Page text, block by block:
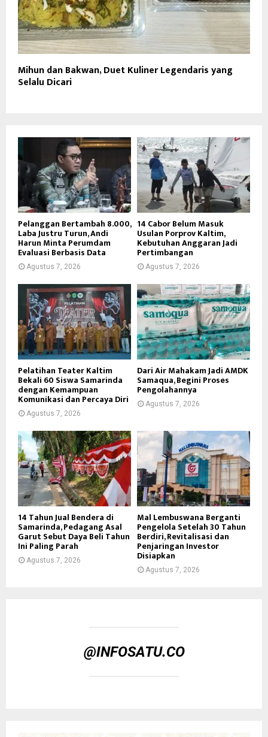
Mihun dan Bakwan, Duet Kuliner Legendaris yang
Selalu Dicari
Pelanggan Bertambah 8.000,
Laba Justru Turun, Andi
Harun Minta Perumdam
Evaluasi Berbasis Data
Agustus 7, 2026
14 Cabor Belum Masuk
Usulan Porprov Kaltim,
Kebutuhan Anggaran Jadi
Pertimbangan
Agustus 7, 2026
Pelatihan Teater Kaltim
Bekali 60 Siswa Samarinda
dengan Kemampuan
Komunikasi dan Percaya Diri
Agustus 7, 2026
Dari Air Mahakam Jadi AMDK
Samaqua, Begini Proses
Pengolahannya
Agustus 7, 2026
14 Tahun Jual Bendera di
Samarinda, Pedagang Asal
Garut Sebut Daya Beli Tahun
Ini Paling Parah
Agustus 7, 2026
Mal Lembuswana Berganti
Pengelola Setelah 30 Tahun
Berdiri, Revitalisasi dan
Penjaringan Investor
Disiapkan
Agustus 7, 2026
@INFOSATU.CO